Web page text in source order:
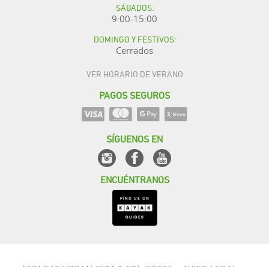
SÁBADOS:
9:00-15:00
DOMINGO Y FESTIVOS:
Cerrados
VER HORARIO DE VERANO
PAGOS SEGUROS
SÍGUENOS EN
ENCUÉNTRANOS